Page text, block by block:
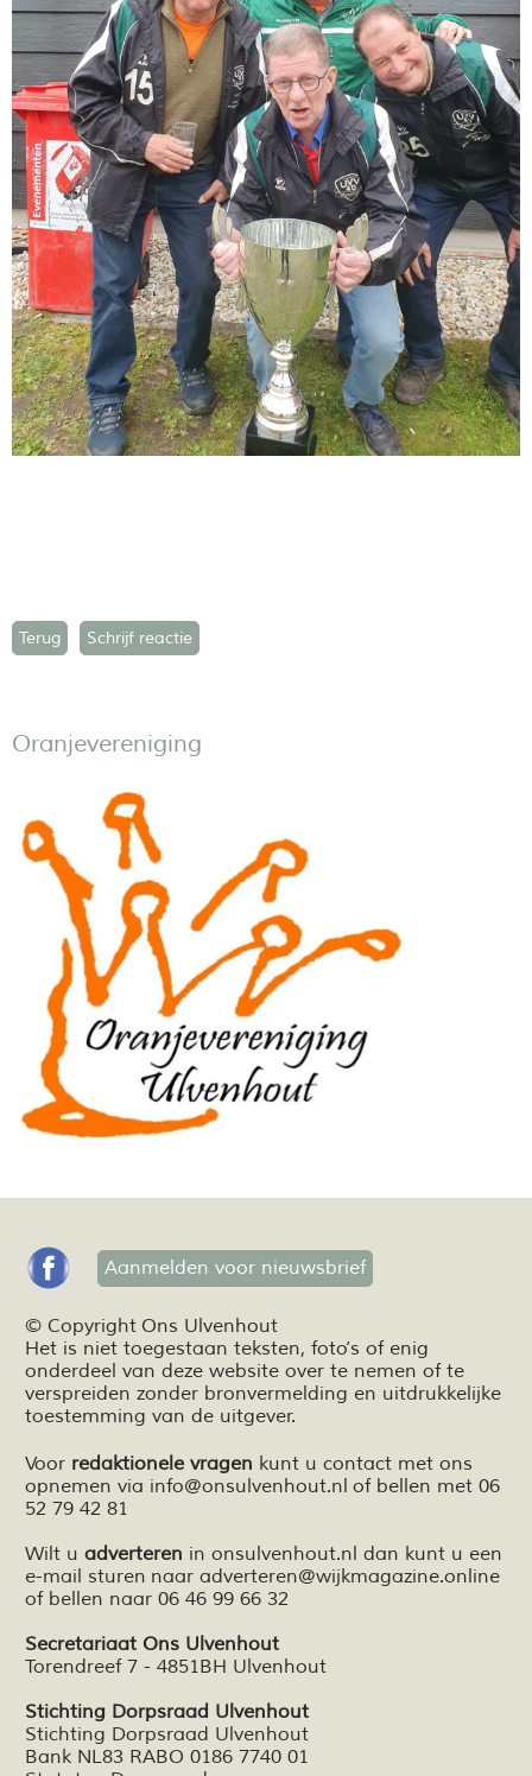
Terug Schrijf reactie
Oranjevereniging
Aanmelden voor nieuwsbrief
© Copyright Ons Ulvenhout
Het is niet toegestaan teksten, foto’s of enig
onderdeel van deze website over te nemen of te
verspreiden zonder bronvermelding en uitdrukkelijke
toestemming van de uitgever.
Voor redaktionele vragen kunt u contact met ons
opnemen via info@onsulvenhout.nl of bellen met 06
52 79 42 81
Wilt u adverteren in onsulvenhout.nl dan kunt u een
e-mail sturen naar adverteren@wijkmagazine.online
of bellen naar 06 46 99 66 32
Secretariaat Ons Ulvenhout
Torendreef 7 - 4851BH Ulvenhout
Stichting Dorpsraad Ulvenhout
Stichting Dorpsraad Ulvenhout
Bank NL83 RABO 0186 7740 01